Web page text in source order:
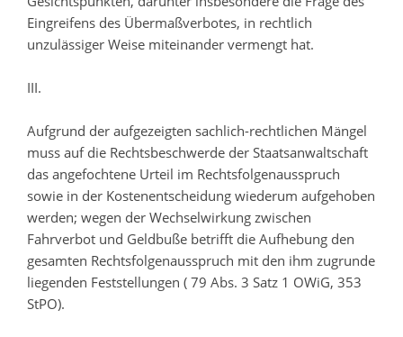
Eingreifens des Übermaßverbotes, in rechtlich
unzulässiger Weise miteinander vermengt hat.
III.
Aufgrund der aufgezeigten sachlich-rechtlichen Mängel
muss auf die Rechtsbeschwerde der Staatsanwaltschaft
das angefochtene Urteil im Rechtsfolgenausspruch
sowie in der Kostenentscheidung wiederum aufgehoben
werden; wegen der Wechselwirkung zwischen
Fahrverbot und Geldbuße betrifft die Aufhebung den
gesamten Rechtsfolgenausspruch mit den ihm zugrunde
liegenden Feststellungen ( 79 Abs. 3 Satz 1 OWiG, 353
StPO).